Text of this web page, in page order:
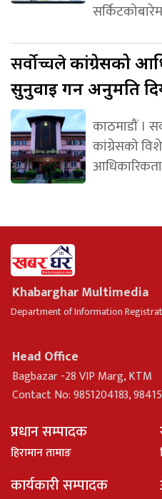
सर्वोच्चलेकांग्रेसको
सुनुवाइ गर्न अनुमति
काठमाडौं ।
कांग्रेसको
Khabarghar Multimedia
Department of Information
Head Office
Bagbazar -28 VIP Marg, KTM
Contact No: 9851204183,
प्रधान सम्पादक
हिरामान तामाङ
कार्यकारी सम्पादक